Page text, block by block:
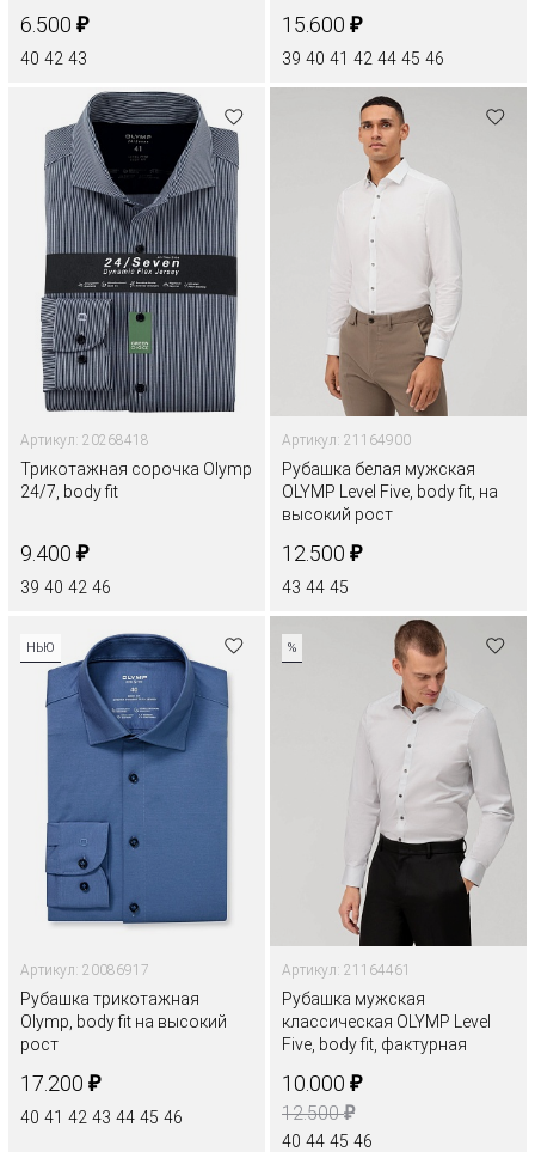
6.500 ₽
40 42 43
15.600 ₽
39 40 41 42 44 45 46
Артикул: 20268418
Трикотажная сорочка Olymp
24/7, body fit
9.400 ₽
39 40 42 46
Артикул: 21164900
Рубашка белая мужская
OLYMP Level Five, body fit, на
высокий рост
12.500 ₽
43 44 45
НЬЮ
Артикул: 20086917
Рубашка трикотажная
Olymp, body fit на высокий
рост
17.200 ₽
40 41 42 43 44 45 46
%
Артикул: 21164461
Рубашка мужская
классическая OLYMP Level
Five, body fit, фактурная
10.000 ₽
12.500₽
40 44 45 46